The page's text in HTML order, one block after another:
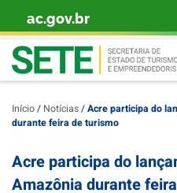
Skip to content
ac.gov.br
Início/ Notícias/Acre participa do
durante feira de turismo
Acre participa do
Amazônia durante